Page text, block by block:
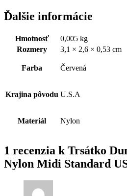
Ďalšie informácie
Hmotnosť
0,005 kg
Rozmery
3,1 × 2,6 × 0,53 cm
Farba Červená
Krajina pôvodu U.S.A
Materiál Nylon
1 recenzia kTrsátko
Nylon Midi Standard